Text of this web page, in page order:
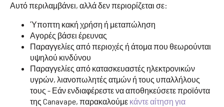
Αυτό περιλαμβάνει, αλλά δεν περιορίζεται σε:
Ύποπτη κακή χρήση ή μεταπώληση
Αγορές βάσει έρευνας
Παραγγελίες από περιοχές ή άτομα που θεωρούνται
υψηλού κινδύνου
Παραγγελίες από κατασκευαστές ηλεκτρονικών
υγρών, λιανοπωλητές ατμών ή τους υπαλλήλους
τους - Εάν ενδιαφέρεστε να αποθηκεύσετε προϊόντα
της Canavape, παρακαλούμε κάντε αίτηση για